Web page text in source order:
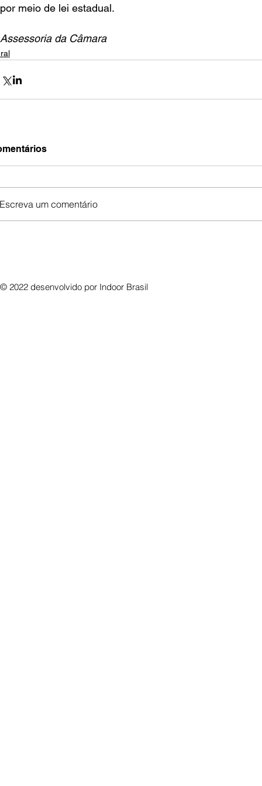
por meio de lei estadual.
Assessoria da Câmara
Escreva um comentário
© 2022 desenvolvido por Indoor Brasil